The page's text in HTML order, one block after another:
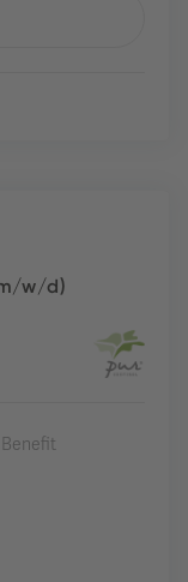
w/d)
Benefit